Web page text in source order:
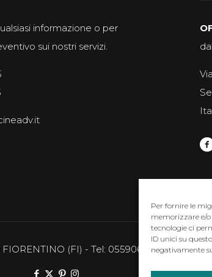
Per fornire le
memorizzare e/o
tecnologie ci
ID unici su
negativamente
informazione o per
sui nostri servizi.
(FI) - Tel: 0559064155 - email: